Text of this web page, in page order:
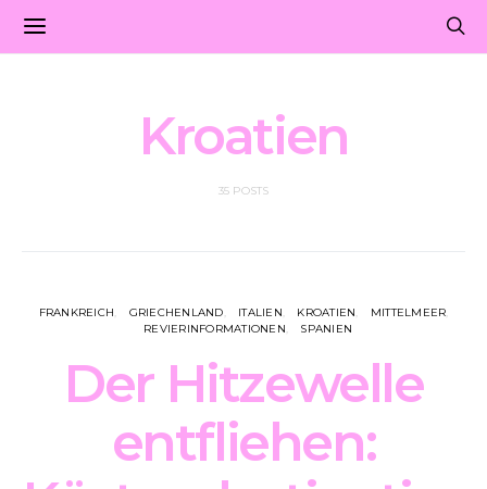
Kroatien
35 POSTS
FRANKREICH GRIECHENLAND ITALIEN KROATIEN
MITTELMEER
REVIERINFORMATIONEN
SPANIEN
Der Hitzewelle
entfliehen: